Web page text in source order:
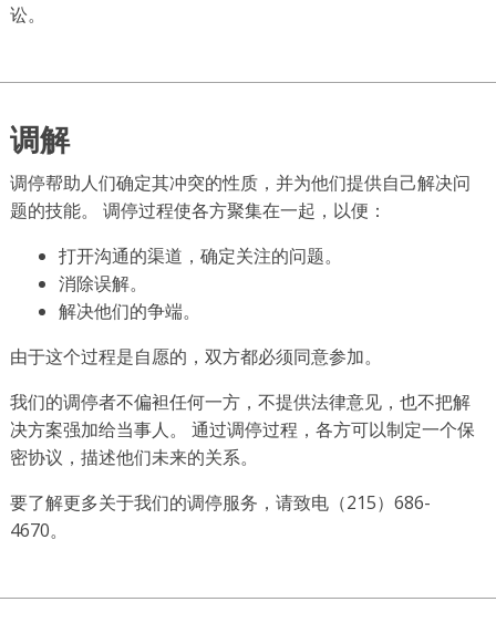
讼。
调解
调停帮助人们确定其冲突的性质，并为他们提供自己解决问
题的技能。 调停过程使各方聚集在一起，以便：
打开沟通的渠道，确定关注的问题。
消除误解。
解决他们的争端。
由于这个过程是自愿的，双方都必须同意参加。
我们的调停者不偏袒任何一方，不提供法律意见，也不把解
决方案强加给当事人。 通过调停过程，各方可以制定一个保
密协议，描述他们未来的关系。
要了解更多关于我们的调停服务，请致电（215）686-
4670。